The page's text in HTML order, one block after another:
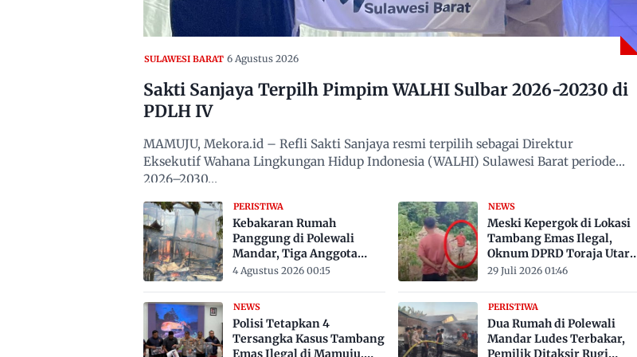
SULAWESI BARAT 6 Agustus 2026
Sakti Sanjaya Terpilh Pimpim WALHI Sulbar 2026-20230 di
PDLH IV
MAMUJU, Mekora.id – Refli Sakti Sanjaya resmi terpilih sebagai Direktur
Eksekutif Wahana Lingkungan Hidup Indonesia (WALHI) Sulawesi Barat periode
2026–2030…
PERISTIWA
Kebakaran Rumah
Panggung di Polewali
Mandar, Tiga Anggota
Keluarga Tewas Terjebak
4 Agustus 2026 00:15
NEWS
Meski Kepergok di Lokasi
Tambang Emas Ilegal,
Oknum DPRD Toraja Utara
Belum Jadi Tersangka
29 Juli 2026 01:46
NEWS
Polisi Tetapkan 4
Tersangka Kasus Tambang
Emas Ilegal di Mamuju,
PERISTIWA
Dua Rumah di Polewali
Mandar Ludes Terbakar,
Pemilik Ditaksir Rugi